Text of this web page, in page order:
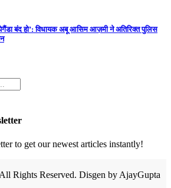
बंद हो’: विधायक अबू आसिम आज़मी ने अतिरिक्त पुलिस
to get our newest articles instantly!
Rights Reserved. Disgen by AjayGupta